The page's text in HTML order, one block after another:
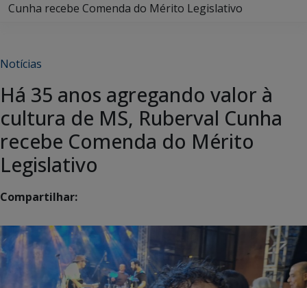
Cunha recebe Comenda do Mérito Legislativo
Notícias
Há 35 anos agregando valor à
cultura de MS, Ruberval Cunha
recebe Comenda do Mérito
Legislativo
Compartilhar: